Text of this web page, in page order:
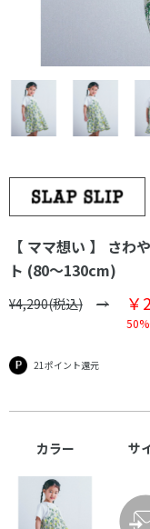
【 ママ想い 】 さ
ト (80～130cm)
¥4,290(税込) ￥
21ポイント還元
カラー サ